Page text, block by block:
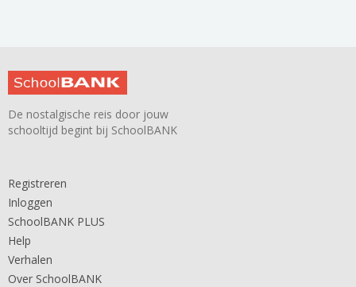
De nostalgische reis door jouw
schooltijd begint bij SchoolBANK
Registreren
Inloggen
SchoolBANK PLUS
Help
Verhalen
Over SchoolBANK